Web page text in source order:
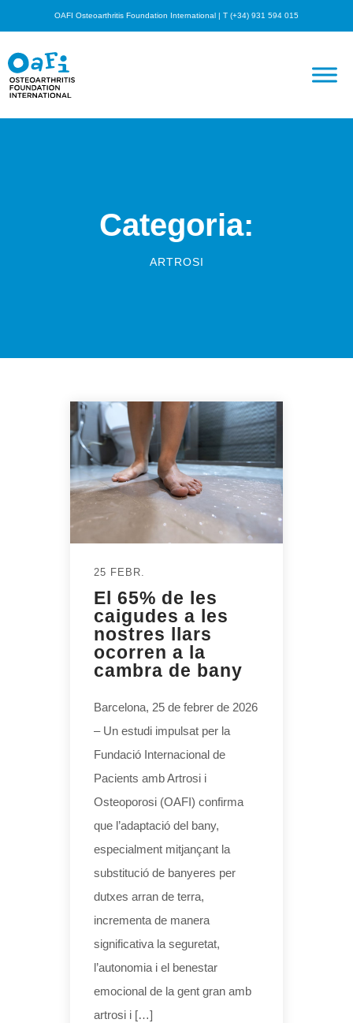
OAFI Osteoarthritis Foundation International | T (+34) 931 594 015
Categoria:
ARTROSI
25 FEBR.
El 65% de les
caigudes a les
nostres llars
ocorren a la
cambra de bany
Barcelona, 25 de febrer de 2026
– Un estudi impulsat per la
Fundació Internacional de
Pacients amb Artrosi i
Osteoporosi (OAFI) confirma
que l’adaptació del bany,
especialment mitjançant la
substitució de banyeres per
dutxes arran de terra,
incrementa de manera
significativa la seguretat,
l’autonomia i el benestar
emocional de la gent gran amb
artrosi i […]